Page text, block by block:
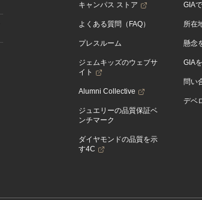
キャンパス ストア
よくある質問（FAQ）
プレスルーム
ジェムキッズのウェブサ
イト
Alumni Collective
ジュエリーの品質保証ベ
ンチマーク
ダイヤモンドの品質を示
す4C
GIA
所在
懸念
GIA
問い
デベ